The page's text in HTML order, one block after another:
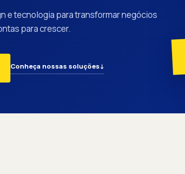
e tecnologia para transformar negócios
para crescer.
Conheça nossas soluções↓